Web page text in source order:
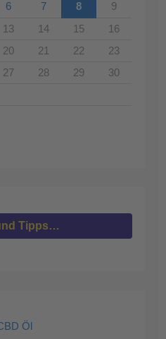
6 7 8
9
13 14 15
16
20 21 22
23
27 28 29
30
Tipps…